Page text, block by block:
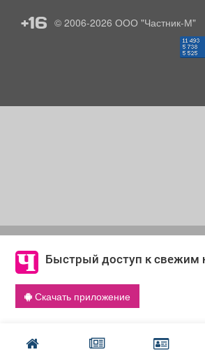
Быстрый доступ к свежим
Скачать приложение
согласие на обработку файлов cookie,
обеспечивают корректную работу сайта
информации для улучшения качества
Что такое cookie
+16 © 2006-2026 ООО "Частник-М"